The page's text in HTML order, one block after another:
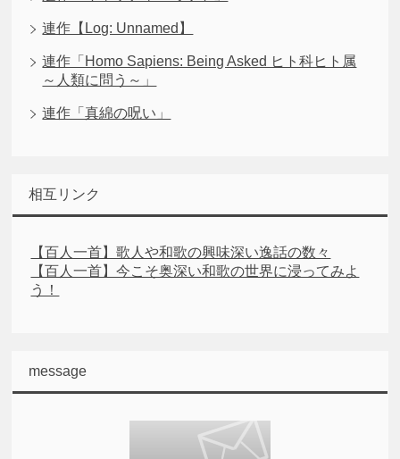
連作【Log: Unnamed】
連作「Homo Sapiens: Being Asked ヒト科ヒト属
～人類に問う～」
連作「真綿の呪い」
相互リンク
【百人一首】歌人や和歌の興味深い逸話の数々
【百人一首】今こそ奥深い和歌の世界に浸ってみよ
う！
message